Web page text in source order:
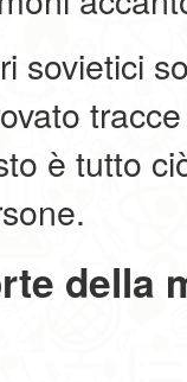
sovietici
è tutto
della